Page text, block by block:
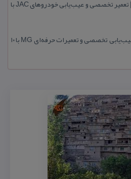
امداد خودرو جك در مشهد | تعمیر تخصصی و عیب‌یابی خودروهای JAC با
تعمیرگاه ام جی در مشهد | عیب‌یابی تخصصی و تعمیرات حرفه‌ای MG با ۱۰